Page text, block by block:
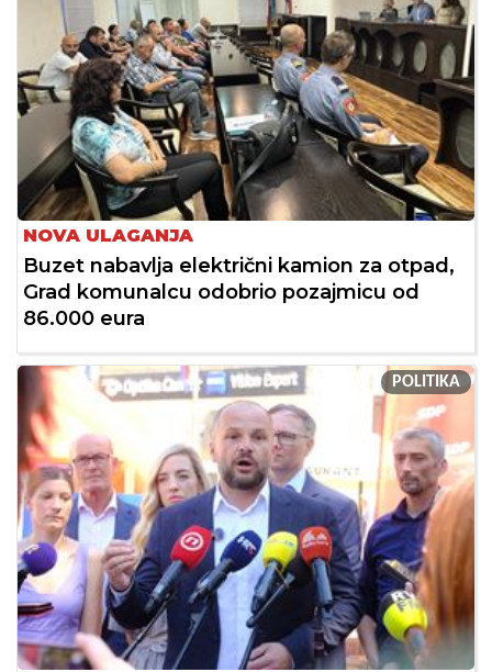
NOVA ULAGANJA
Buzet nabavlja električni kamion za otpad,
Grad komunalcu odobrio pozajmicu od
86.000 eura
POLITIKA